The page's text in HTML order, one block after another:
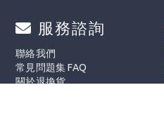
服務諮詢
聯絡我們
常見問題集 FAQ
關於退換貨